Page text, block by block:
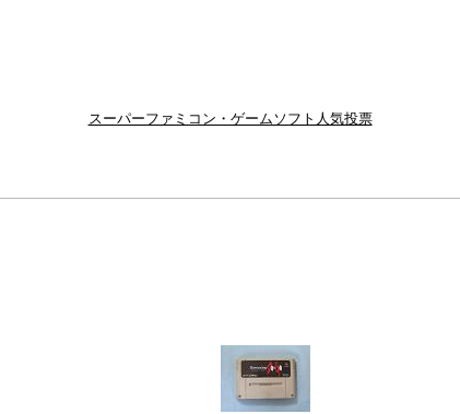
スーパーファミコン・ゲームソフト人気投票